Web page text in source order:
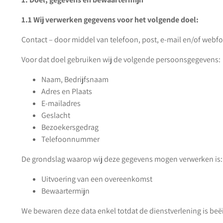
1.1 Wij verwerken gegevens voor het volgende doel:
Contact – door middel van telefoon, post, e-mail en/of
Voor dat doel gebruiken wij de volgende persoonsgegevens:
Naam, Bedrijfsnaam
Adres en Plaats
E-mailadres
Geslacht
Bezoekersgedrag
Telefoonnummer
De grondslag waarop wij deze gegevens mogen verwerken is:
Uitvoering van een overeenkomst
Bewaartermijn
We bewaren deze data enkel totdat de dienstverlening is